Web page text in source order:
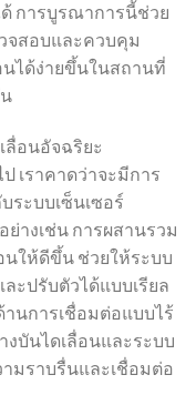
การบูรณาการนี้ช่วย
จสอบและควบคุม
ได้ง่ายขึ้นในสถานที่
ลื่อนอัจฉริยะ
เราคาดว่าจะมีการ
ระบบเซ็นเซอร์
างเช่น การผสานรวม
นให้ดีขึ้น ช่วยให้ระบบ
ะปรับตัวได้แบบเรียล
นการเชื่อมต่อแบบไร้
งบันไดเลื่อนและระบบ
มราบรื่นและเชื่อมต่อ